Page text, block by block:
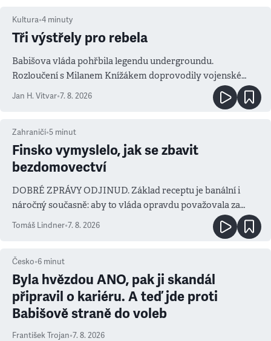
Kultura•4 minuty
Tři výstřely pro rebela
Babišova vláda pohřbila legendu undergroundu.
Rozloučení s Milanem Knížákem doprovodily vojenské
salvy i kritika pokrokářů
Jan H. Vitvar•7. 8. 2026
Zahraničí•5 minut
Finsko vymyslelo, jak se zbavit
bezdomovectví
DOBRÉ ZPRÁVY ODJINUD. Základ receptu je banální i
náročný současně: aby to vláda opravdu považovala za
prioritu
Tomáš Lindner•7. 8. 2026
Česko•6 minut
Byla hvězdou ANO, pak ji skandál
připravil o kariéru. A teď jde proti
Babišově straně do voleb
František Trojan•7. 8. 2026